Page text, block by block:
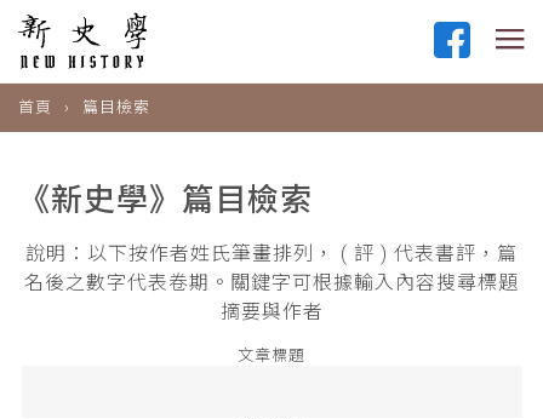
首頁 篇目檢索
《新史學》篇目檢索
說明：以下按作者姓氏筆畫排列， ( 評 ) 代表書評，篇
名後之數字代表卷期。關鍵字可根據輸入內容搜尋標題
摘要與作者
文章標題